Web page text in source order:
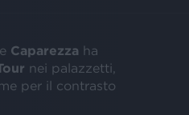
Caparezza ha
nei palazzetti,
per il contrasto